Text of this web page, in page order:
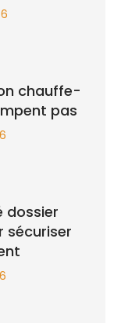
chauffe-
pas
dossier
sécuriser